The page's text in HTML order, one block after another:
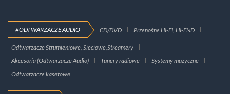
#ODTWARZACZE AUDIO CD/DVD Przenośne HI-FI, HI-END
Odtwarzacze Strumieniowe, Sieciowe,Streamery
Akcesoria (Odtwarzacze Audio)
Tunery radiowe
Systemy muzyczne
Odtwarzacze kasetowe